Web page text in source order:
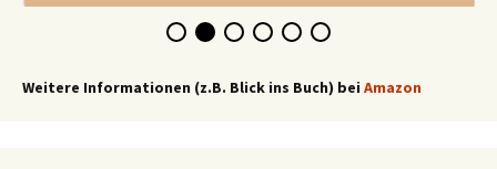
Weitere Informationen (z.B. Blick ins Buch) bei Amazon